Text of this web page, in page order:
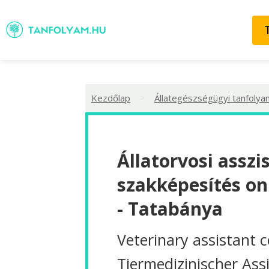
Kezdőlap Állategészségügyi
Állatorvosi
szakképesítés
- Tatabánya
Veterinary assistant
Tiermedizinischer